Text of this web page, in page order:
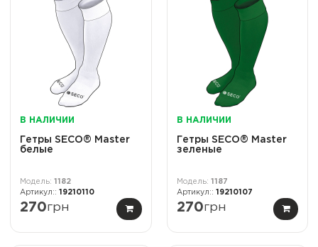
В НАЛИЧИИ
Гетры SECO® Master
белые
1182
19210110
270грн
В НАЛИЧИИ
Гетры SECO® Master
зеленые
1187
19210107
270грн